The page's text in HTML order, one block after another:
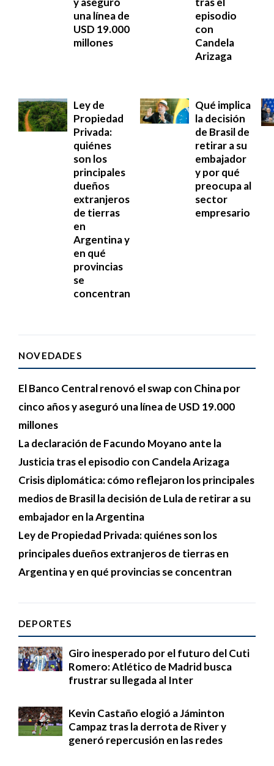
una línea de
USD 19.000
millones
episodio
con
Candela
Arizaga
Ley de
Propiedad
Privada:
quiénes
son los
principales
dueños
extranjeros
de tierras
en
Argentina y
en qué
provincias
se
concentran
Qué implica
la decisión
de Brasil de
retirar a su
embajador
y por qué
preocupa al
sector
empresario
NOVEDADES
El Banco Central renovó el swap con China por
cinco años y aseguró una línea de USD 19.000
millones
La declaración de Facundo Moyano ante la
Justicia tras el episodio con Candela Arizaga
Crisis diplomática: cómo reflejaron los principales
medios de Brasil la decisión de Lula de retirar a su
embajador en la Argentina
Ley de Propiedad Privada: quiénes son los
principales dueños extranjeros de tierras en
Argentina y en qué provincias se concentran
DEPORTES
Giro inesperado por el futuro del Cuti
Romero: Atlético de Madrid busca
frustrar su llegada al Inter
Kevin Castaño elogió a Jáminton
Campaz tras la derrota de River y
generó repercusión en las redes